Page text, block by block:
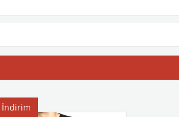
İndirim